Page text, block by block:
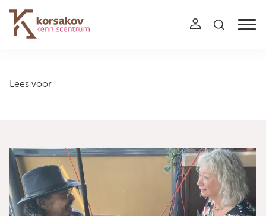
Navigation
Lees voor